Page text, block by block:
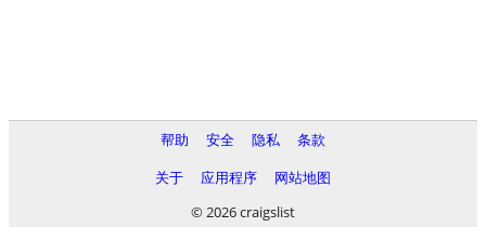
帮助 安全 隐私
条款
关于
应用程序
网站地图
© 2026 craigslist